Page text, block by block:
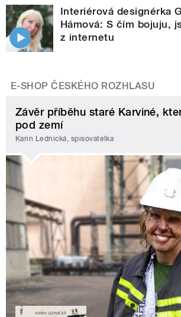
Interiérová designérka
Hámová: S čím bojuju,
z internetu
E-SHOP ČESKÉHO ROZHLASU
Závěr příběhu staré Karviné,
pod zemí
Karin Lednická, spisovatelka